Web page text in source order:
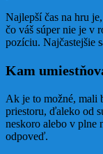
Najlepší čas na hru
čo váš súper nie je v
pozíciu. Najčastejšie
Kam
Ak je to možné, mali
priestoru, ďaleko od
neskoro alebo v plne
odpoveď.